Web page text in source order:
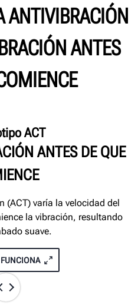
ANTIVIBRACIÓN
ANTES
ANTES DE QUE
(ACT) varía la velocidad del
la vibración, resultando
suave.